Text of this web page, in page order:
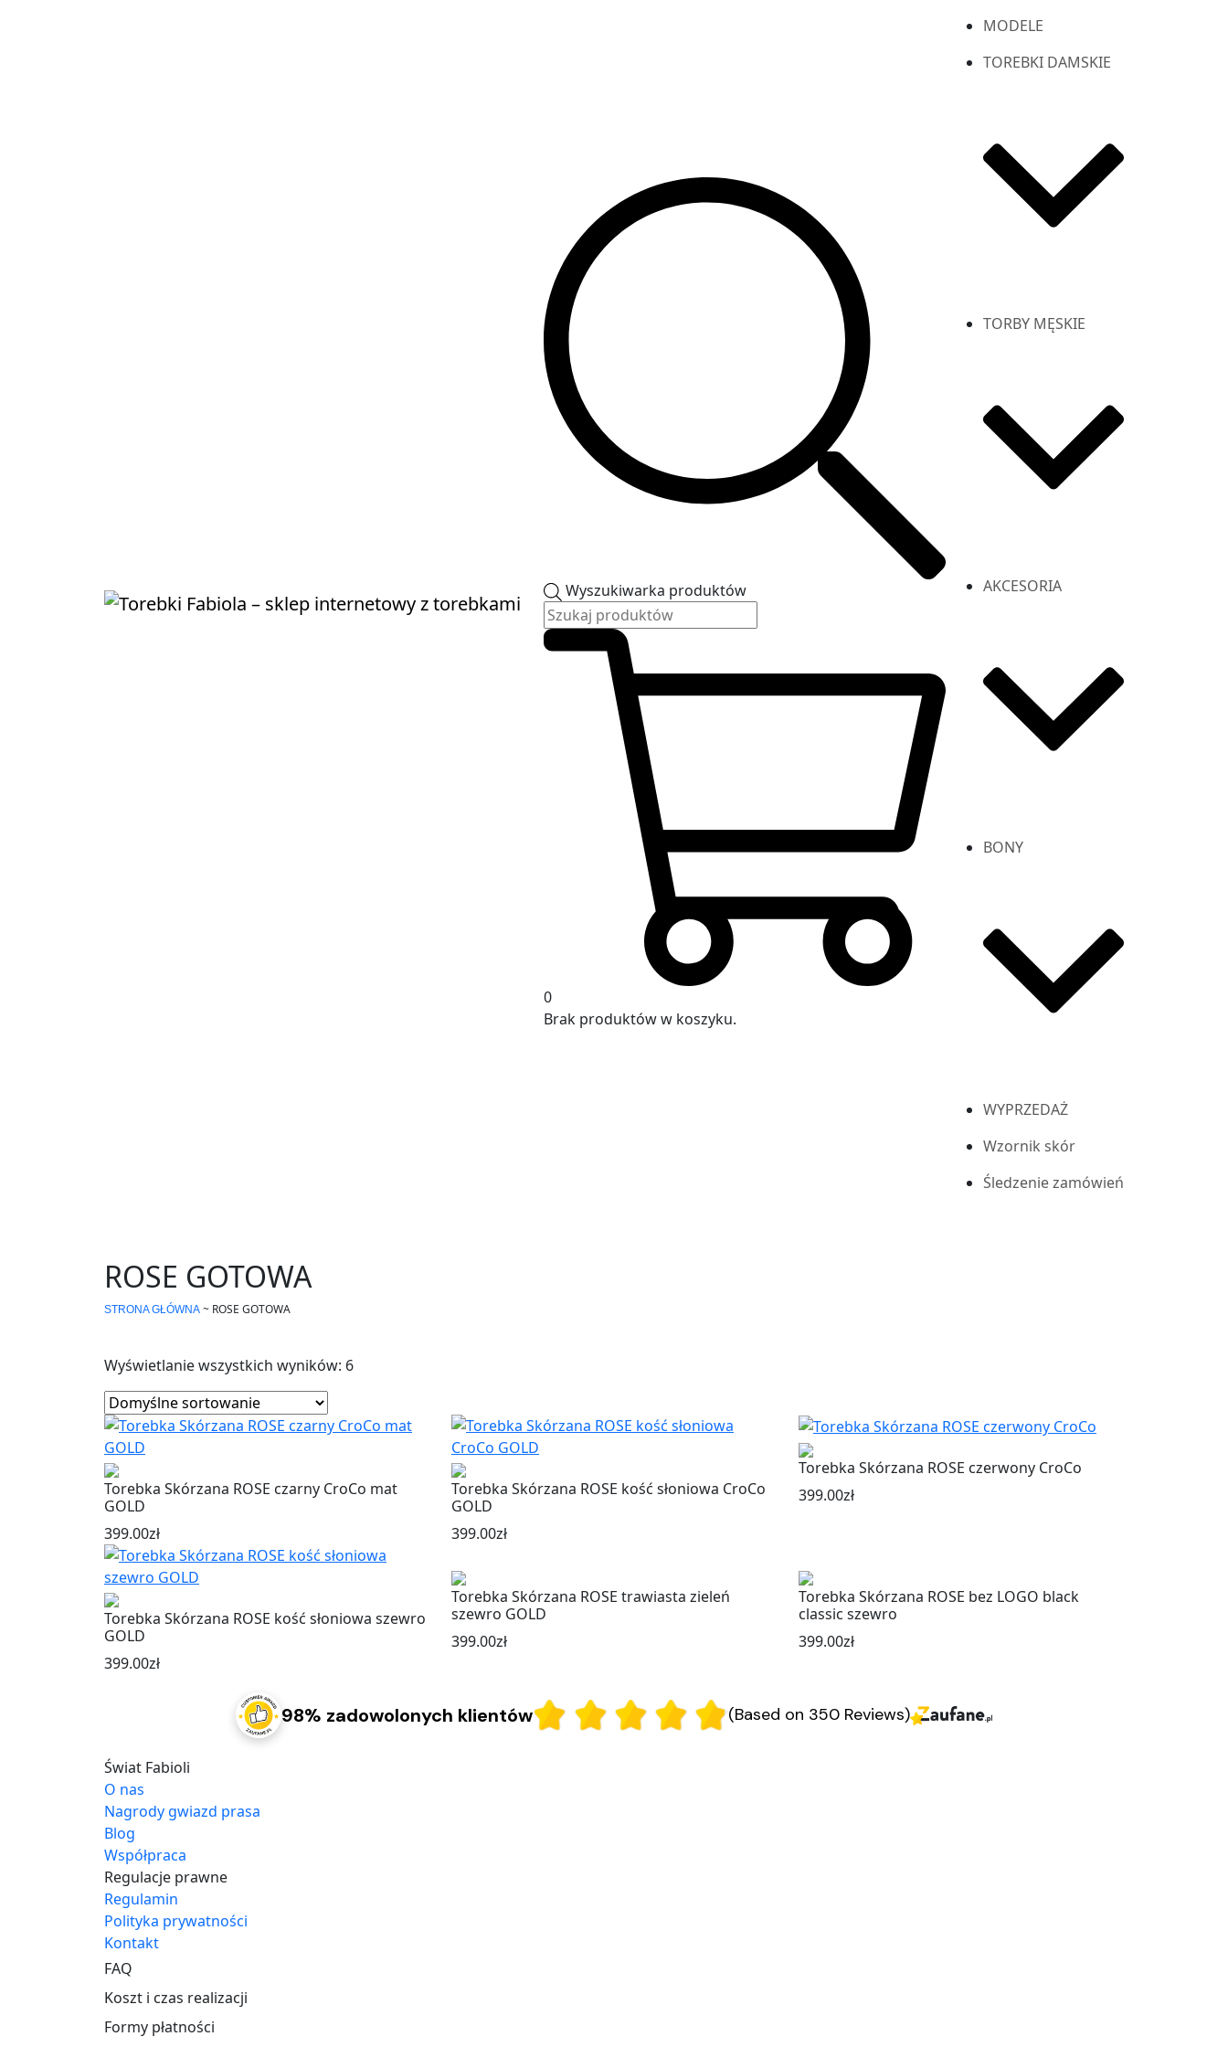
Wyszukiwarka produktów
0
Brak produktów w koszyku.
MODELE
TOREBKI DAMSKIE
TORBY MĘSKIE
AKCESORIA
BONY
WYPRZEDAŻ
Wzornik skór
Śledzenie zamówień
ROSE GOTOWA
STRONA GŁÓWNA ~ ROSE GOTOWA
Wyświetlanie wszystkich wyników: 6
Torebka Skórzana ROSE czarny CroCo mat
GOLD
399.00zł
Torebka Skórzana ROSE kość słoniowa CroCo
GOLD
399.00zł
Torebka Skórzana ROSE czerwony CroCo
399.00zł
Torebka Skórzana ROSE kość słoniowa szewro
GOLD
399.00zł
Torebka Skórzana ROSE trawiasta zieleń
szewro GOLD
399.00zł
Torebka Skórzana ROSE bez LOGO black
classic szewro
399.00zł
98% zadowolonych klientów (Based on 350 Reviews)
Świat Fabioli
O nas
Nagrody gwiazd prasa
Blog
Współpraca
Regulacje prawne
Regulamin
Polityka prywatności
Kontakt
FAQ
Koszt i czas realizacji
Formy płatności